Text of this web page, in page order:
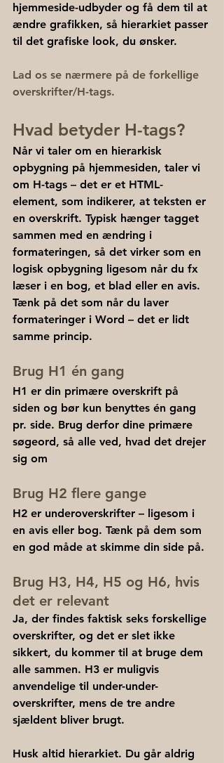
hjemmeside-udbyder og få dem til at
ændre grafikken, så hierarkiet passer
til det grafiske look, du ønsker.
Lad os se nærmere på de forkellige
overskrifter/H-tags.
Hvad betyder H-tags?
Når vi taler om en hierarkisk
opbygning på hjemmesiden, taler vi
om H-tags – det er et HTML-
element, som indikerer, at teksten er
en overskrift. Typisk hænger tagget
sammen med en ændring i
formateringen, så det virker som en
logisk opbygning ligesom når du fx
læser i en bog, et blad eller en avis.
Tænk på det som når du laver
formateringer i Word – det er lidt
samme princip.
Brug H1 én gang
H1 er din primære overskrift på
siden og bør kun benyttes én gang
pr. side. Brug derfor dine primære
søgeord, så alle ved, hvad det drejer
sig om
Brug H2 flere gange
H2 er underoverskrifter – ligesom i
en avis eller bog. Tænk på dem som
en god måde at skimme din side på.
Brug H3, H4, H5 og H6, hvis
det er relevant
Ja, der findes faktisk seks forskellige
overskrifter, og det er slet ikke
sikkert, du kommer til at bruge dem
alle sammen. H3 er muligvis
anvendelige til under-under-
overskrifter, mens de tre andre
sjældent bliver brugt.
Husk altid hierarkiet. Du går aldrig